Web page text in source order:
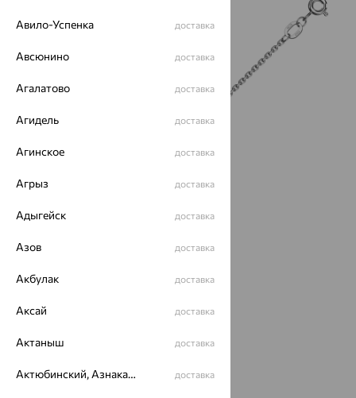
Размеры:
Авило-Успенка доставка
Авсюнино доставка
Агалатово доставка
Агидель доставка
Агинское доставка
Агрыз доставка
Адыгейск доставка
Азов доставка
Акбулак доставка
Аксай доставка
Актаныш доставка
Актюбинский, Азнакаевский район доставка